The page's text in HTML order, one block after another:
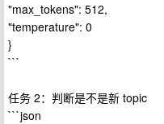
"max_tokens": 512,
"temperature": 0
}
```
任务 2：判断是不是新 topic
```json